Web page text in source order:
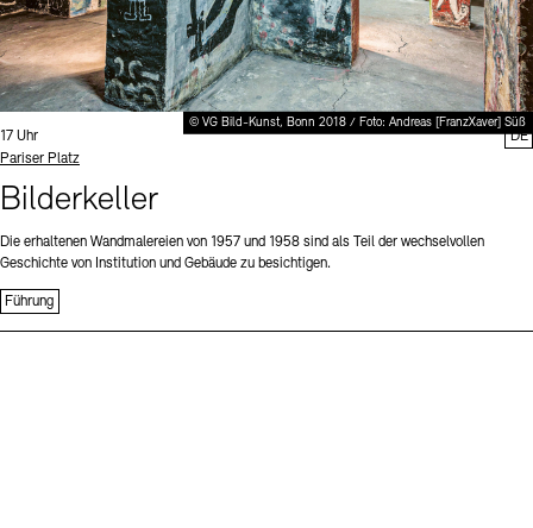
© VG Bild-Kunst, Bonn 2018 / Foto: Andreas [FranzXaver] Süß
Uhrzeit:
17 Uhr
Standort
Pariser Platz
Bilderkeller
Die erhaltenen Wandmalereien von 1957 und 1958 sind als Teil der wechselvollen
Geschichte von Institution und Gebäude zu besichtigen.
Führung
DE